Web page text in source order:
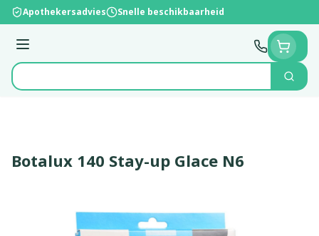
Ga naar de inhoud
Apothekersadvies Snelle beschikbaarheid
Menu
Product, merk, categorie...
Zoek
Botalux 140 Stay-up Glace N6